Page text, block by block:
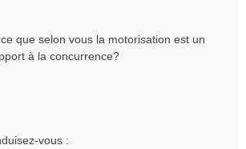
que selon vous la motorisation est un
à la concurrence?
vous :